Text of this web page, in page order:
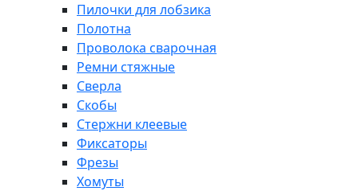
Пилочки для лобзика
Полотна
Проволока сварочная
Ремни стяжные
Сверла
Скобы
Стержни клеевые
Фиксаторы
Фрезы
Хомуты